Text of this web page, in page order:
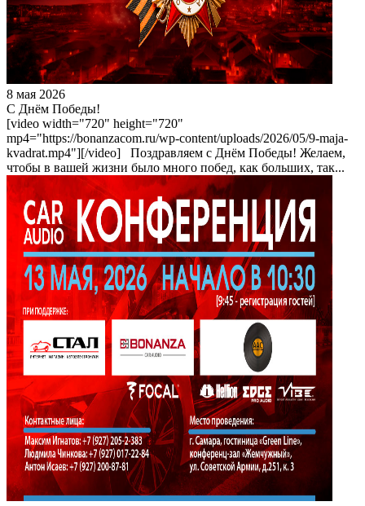
8 мая 2026
С Днём Победы!
[video width="720" height="720"
mp4="https://bonanzacom.ru/wp-content/uploads/2026/05/9-maja-
kvadrat.mp4"][/video] Поздравляем с Днём Победы! Желаем,
чтобы в вашей жизни было много побед, как больших, так...